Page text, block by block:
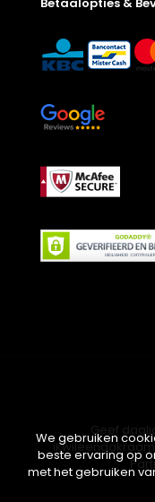
Geef
We gebruiken
beste ervaring op
met het gebruiken